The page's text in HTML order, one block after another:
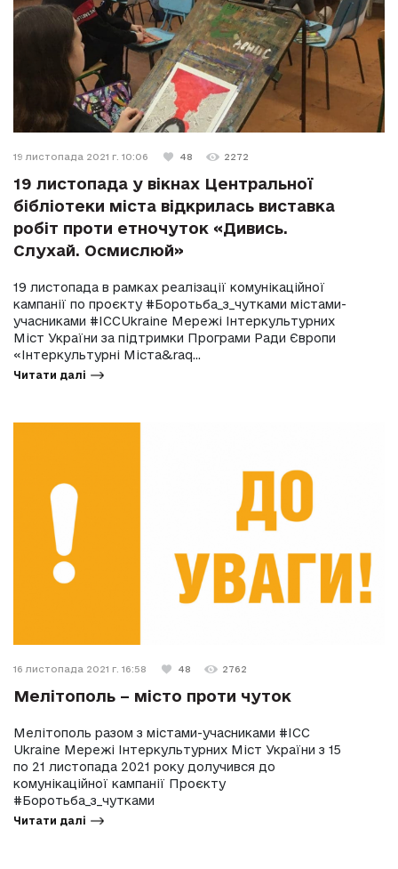
19 листопада 2021 г. 10:06 48 2272
19 листопада у вікнах Центральної
бібліотеки міста відкрилась виставка
робіт проти етночуток «Дивись.
Слухай. Осмислюй»
19 листопада в рамках реалізації комунікаційної
кампанії по проєкту #Боротьба_з_чутками містами-
учасниками #ICCUkraine Мережі Інтеркультурних
Міст України за підтримки Програми Ради Європи
«Інтеркультурні Міста&raq...
Читати далі
16 листопада 2021 г. 16:58 48 2762
Мелітополь – місто проти чуток
Мелітополь разом з містами-учасниками #ICC
Ukraine Мережі Інтеркультурних Міст України з 15
по 21 листопада 2021 року долучився до
комунікаційної кампанії Проєкту
#Боротьба_з_чутками
Читати далі